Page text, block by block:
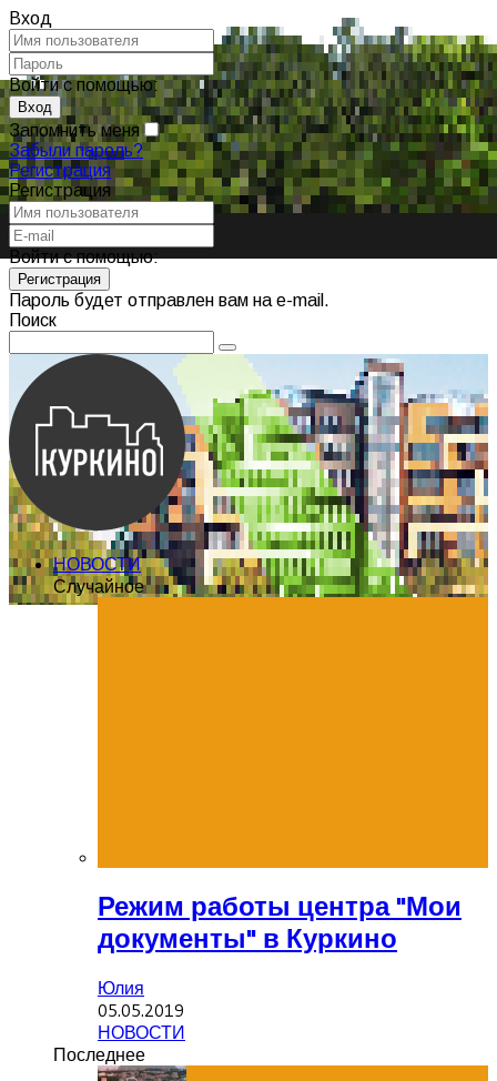
Вход
Войти с помощью:
Запомнить меня
Забыли пароль?
Регистрация
Регистрация
Войти с помощью:
Пароль будет отправлен вам на e-mail.
Поиск
НОВОСТИ
Случайное
Режим работы центра "Мои
документы" в Куркино
Юлия
05.05.2019
НОВОСТИ
Последнее